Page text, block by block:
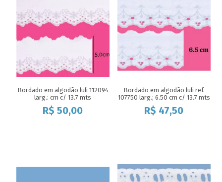
Bordado em algodão luli 112094
larg.: cm c/ 13.7 mts
R$ 50,00
Bordado em algodão luli ref.
107750 larg.; 6.50 cm c/ 13.7 mts
R$ 47,50